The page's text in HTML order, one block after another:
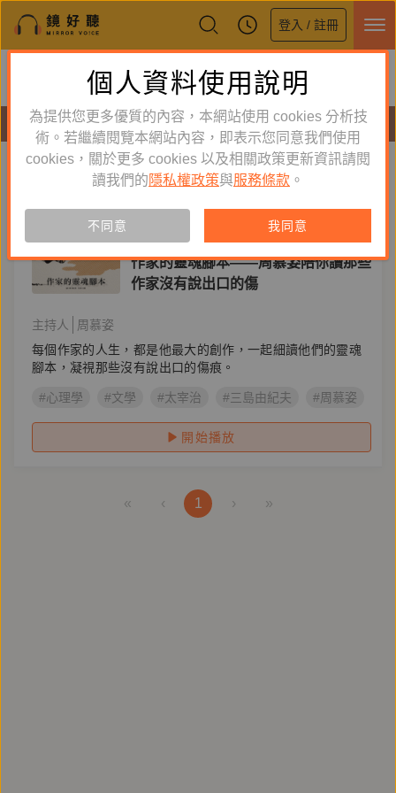
登入 / 註冊
鏡好聽全新APP上線
體驗全面升級，即刻下載
節目
張愛玲 新到舊 舊到新
作家的靈魂腳本——周慕姿陪你讀那些
作家沒有說出口的傷
主持人
周慕姿
每個作家的人生，都是他最大的創作，一起細讀他們的靈魂
腳本，凝視那些沒有說出口的傷痕。
#心理學 #文學 #太宰治 #三島由紀夫 #周慕姿
開始播放
« ‹ 1 › »
個人資料使用說明
為提供您更多優質的內容，本網站使用 cookies 分析技
術。若繼續閱覽本網站內容，即表示您同意我們使用
cookies，關於更多 cookies 以及相關政策更新資訊請閱
讀我們的 隱私權政策與服務條款 。
不同意 我同意